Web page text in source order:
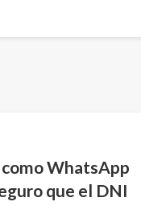
WhatsApp
que el DNI